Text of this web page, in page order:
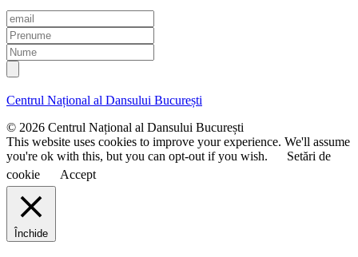
E
m
a
i
l
P
r
e
n
m
N
u
m
e
Centrul Național al Dansului București
© 2026 Centrul Național al Dansului București
This website uses cookies to improve your experience. We'll assume
you're ok with this, but you can opt-out if you wish.
Setări de
cookie
Accept
Închide